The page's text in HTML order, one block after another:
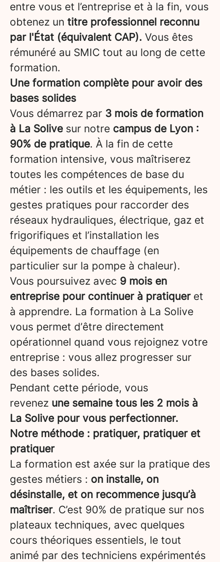
entre vous et l’entreprise et à la fin, vous
obtenez un titre professionnel reconnu
par l'État (équivalent CAP). Vous êtes
rémunéré au SMIC tout au long de cette
formation.
Une formation complète pour avoir des
bases solides
Vous démarrez par 3 mois de formation
à La Solive sur notre campus de Lyon :
90% de pratique. À la fin de cette
formation intensive, vous maîtriserez
toutes les compétences de base du
métier : les outils et les équipements, les
gestes pratiques pour raccorder des
réseaux hydrauliques, électrique, gaz et
frigorifiques et l’installation les
équipements de chauffage (en
particulier sur la pompe à chaleur).
Vous poursuivez avec 9 mois en
entreprise pour continuer à pratiqueret
à apprendre. La formation à La Solive
vous permet d’être directement
opérationnel quand vous rejoignez votre
entreprise : vous allez progresser sur
des bases solides.
Pendant cette période, vous
revenez une semaine tous les 2 mois à
La Solive pour vous perfectionner.
Notre méthode : pratiquer, pratiquer et
pratiquer
La formation est axée sur la pratique des
gestes métiers : on installe, on
désinstalle, et on recommence jusqu’à
maîtriser. C’est 90% de pratique sur nos
plateaux techniques, avec quelques
cours théoriques essentiels, le tout
animé par des techniciens expérimentés